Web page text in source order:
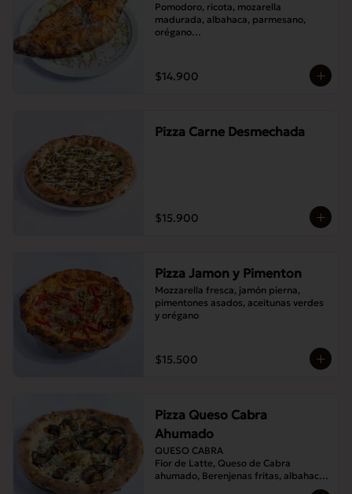
Pomodoro, ricota, mozarella
madurada, albahaca, parmesano,
orégano
Champignones asados,
Berenjenas asadas.
$14.900
Pizza Carne Desmechada
$15.900
Pizza Jamon y Pimenton
Mozzarella fresca, jamón pierna,
pimentones asados, aceitunas verdes
y orégano
$15.500
Pizza Queso Cabra
Ahumado
QUESO CABRA
Fior de Latte, Queso de Cabra
ahumado, Berenjenas fritas, albahaca ,